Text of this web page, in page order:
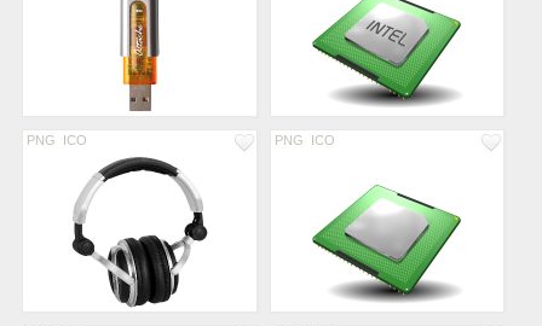
PNG ICO PNG ICO